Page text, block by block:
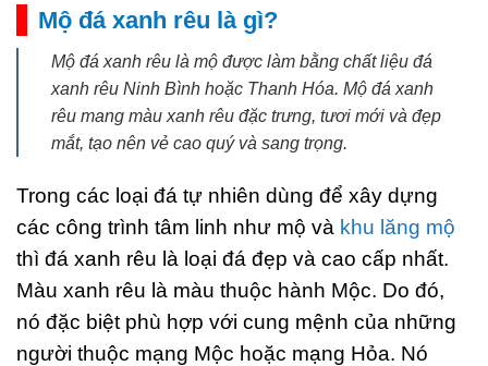
Mộ đá xanh rêu là gì?
Mộ đá xanh rêu là mộ được làm bằng chất liệu đá
xanh rêu Ninh Bình hoặc Thanh Hóa. Mộ đá xanh
rêu mang màu xanh rêu đặc trưng, tươi mới và đẹp
mắt, tạo nên vẻ cao quý và sang trọng.
Trong các loại đá tự nhiên dùng để xây dựng
các công trình tâm linh như mộ và khu lăng mộ
thì đá xanh rêu là loại đá đẹp và cao cấp nhất.
Màu xanh rêu là màu thuộc hành Mộc. Do đó,
nó đặc biệt phù hợp với cung mệnh của những
người thuộc mạng Mộc hoặc mạng Hỏa. Nó